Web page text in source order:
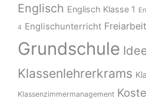
Englisch Englisch Klasse 1
4 Englischunterricht
Grundschule
Klassenlehrerkrams
Klassenzimmermanagement